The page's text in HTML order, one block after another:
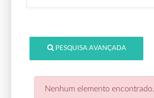
PESQUISA AVANÇADA
Nenhum elemento encontrado.